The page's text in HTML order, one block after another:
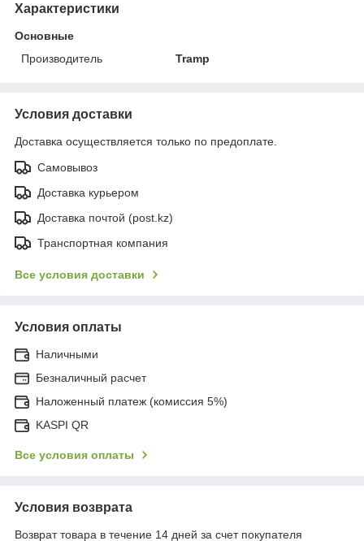
Характеристики
Основные
Производитель
Tramp
Условия доставки
Доставка осуществляется только по предоплате.
Самовывоз
Доставка курьером
Доставка почтой (post.kz)
Транспортная компания
Все условия доставки
Условия оплаты
Наличными
Безналичный расчет
Наложенный платеж (комиссия 5%)
KASPI QR
Все условия оплаты
Условия возврата
Возврат товара в течение 14 дней за счет покупателя